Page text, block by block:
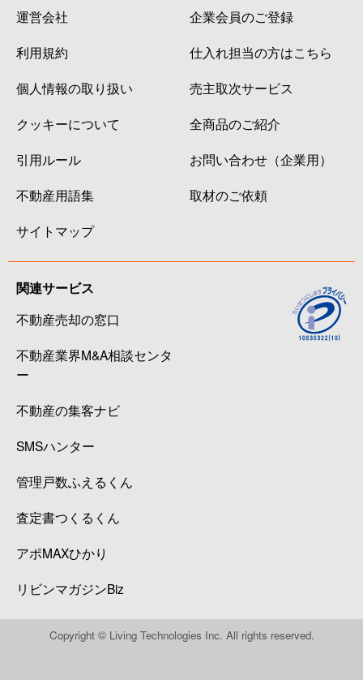
運営会社
利用規約
個人情報の取り扱い
クッキーについて
引用ルール
不動産用語集
サイトマップ
企業会員のご登録
仕入れ担当の方はこちら
売主取次サービス
全商品のご紹介
お問い合わせ（企業用）
取材のご依頼
関連サービス
不動産売却の窓口
不動産業界M&A相談センタ
ー
不動産の集客ナビ
SMSハンター
管理戸数ふえるくん
査定書つくるくん
アポMAXひかり
リビンマガジンBiz
Copyright © Living Technologies Inc. All rights reserved.